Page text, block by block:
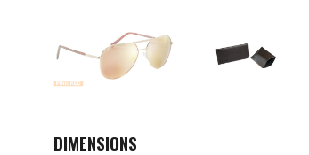
DIMENSIONS